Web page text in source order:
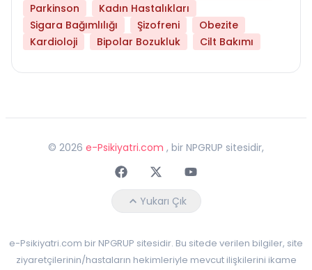
Parkinson
Kadın Hastalıkları
Sigara Bağımlılığı
Şizofreni
Obezite
Kardioloji
Bipolar Bozukluk Cilt Bakımı
© 2026 e-Psikiyatri.com , bir NPGRUP sitesidir,
FaceebokTwitterYoutube
Yukarı Çık
e-Psikiyatri.com bir NPGRUP sitesidir. Bu sitede verilen bilgiler, site
ziyaretçilerinin/hastaların hekimleriyle mevcut ilişkilerini ikame